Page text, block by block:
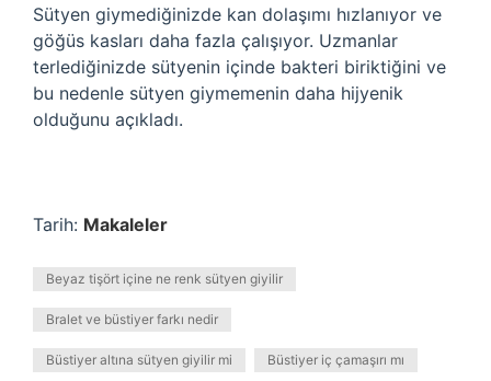
Sütyen giymediğinizde kan dolaşımı hızlanıyor ve
göğüs kasları daha fazla çalışıyor. Uzmanlar
terlediğinizde sütyenin içinde bakteri biriktiğini ve
bu nedenle sütyen giymemenin daha hijyenik
olduğunu açıkladı.
Tarih: Makaleler
Beyaz tişört içine ne renk sütyen giyilir
Bralet ve büstiyer farkı nedir
Büstiyer altına sütyen giyilir mi Büstiyer iç çamaşırı mı